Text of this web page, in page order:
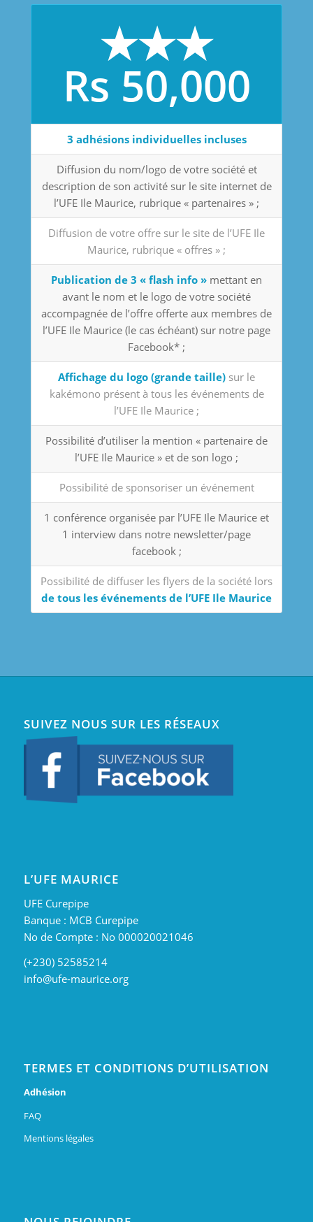
★★★
Rs 50,000
3 adhésions individuelles incluses
Diffusion du nom/logo de votre société et
description de son activité sur le site internet de
l’UFE Ile Maurice, rubrique « partenaires » ;
Diffusion de votre offre sur le site de l’UFE Ile
Maurice, rubrique « offres » ;
Publication de 3 « flash info » mettant en
avant le nom et le logo de votre société
accompagnée de l’offre offerte aux membres de
l’UFE Ile Maurice (le cas échéant) sur notre page
Facebook* ;
Affichage du logo (grande taille) sur le
kakémono présent à tous les événements de
l’UFE Ile Maurice ;
Possibilité d’utiliser la mention « partenaire de
l’UFE Ile Maurice » et de son logo ;
Possibilité de sponsoriser un événement
1 conférence organisée par l’UFE Ile Maurice et
1 interview dans notre newsletter/page
facebook ;
Possibilité de diffuser les flyers de la société lors
de tous les événements de l’UFE Ile Maurice
SUIVEZ NOUS SUR LES RÉSEAUX
L’UFE MAURICE
UFE Curepipe
Banque : MCB Curepipe
No de Compte : No 000020021046
(+230) 52585214
info@ufe-maurice.org
TERMES ET CONDITIONS D’UTILISATION
Adhésion
FAQ
Mentions légales